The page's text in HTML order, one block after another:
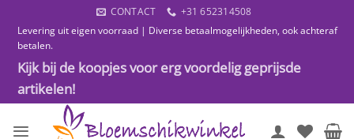
naar
inhoud
CONTACT
+31 652314508
Levering uit eigen voorraad | Diverse betaalmogelijkheden, ook achteraf
betalen.
Kijk bij de koopjes voor erg voordelig geprijsde
artikelen!